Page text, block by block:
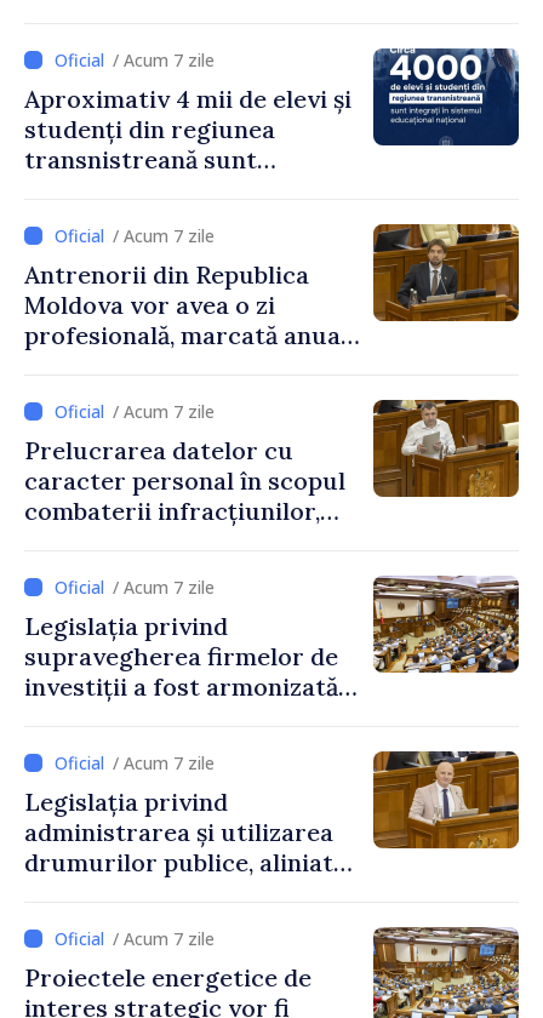
/ Acum 7 zile
Aproximativ 4 mii de elevi și
studenți din regiunea
transnistreană sunt
educațional național
/ Acum 7 zile
Antrenorii din Republica
Moldova vor avea o zi
profesională, marcată anual
/ Acum 7 zile
Prelucrarea datelor cu
caracter personal în scopul
combaterii infracțiunilor,
/ Acum 7 zile
Legislația privind
supravegherea firmelor de
investiții a fost armonizată
/ Acum 7 zile
Legislația privind
administrarea și utilizarea
drumurilor publice, aliniată
/ Acum 7 zile
Proiectele energetice de
interes strategic vor fi